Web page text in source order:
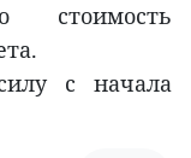
стоимость
с начала